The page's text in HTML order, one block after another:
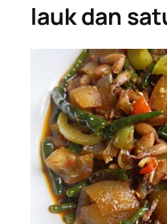
lauk dan